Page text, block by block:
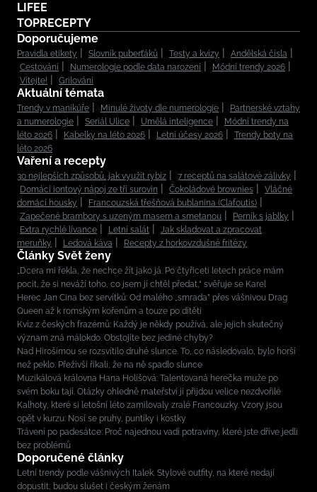
LIFEE
TOPRECEPTY
Doporučujeme
Pravidla etikety Slovník puberťáků Testy a kvízy
Andělská čísla
Cestování
Numerologie podle data narození
Módní trendy 2026
Vítejte!
Grilování
Aktuální témata
Trendy v manikúře Minulé životy dle numerologie
Partnerské vztahy
a numerologie
Seriál Ulice Umělá inteligence
Módní trendy na
léto 2026
Kabelky na léto 2026 Letní účesy 2026
Trendy boty na
léto 2026
Vaření a recepty
30 nejlepších způsobů, jak využít rybíz
7 receptů na salátové zálivky
Domácí iontový nápoj ze tří surovin
Čokoládové brownies
Vláčné
domácí housky
Francouzská třešňová bublanina (Clafoutis)
Zapečené brambory s uzeným masem a smetanou
Perník s jablky
Extra rychlé lívance
Letní salát
Jak skladovat a zpracovat
meruňky
Ledová káva Recepty z horkovzdušné fritézy
Články Svět ženy
„Dcera mi řekla, že nechce žít jako já. Po čtyřiceti letech práce mám
pocit, že si neváží toho, co jsem jí chtěl předat,“ svěřuje se Karel
Herec Jan Cina bez servítků: Od malého „smrada” přes vášnivou Drag
Queen až k romským kořenům a touze po dítěti
Kvíz z českých frazémů: Každý je někdy používá, ale jejich skutečný
význam zná málokdo. Obstojíte bez jediné chyby?
Nad Hirošimou se rozsvítilo druhé slunce. To, co následovalo, bylo horší
než peklo. Přeživší říkali, že na ně spadlo slunce
Muzikálová královna Hana Holišová: Talentovaná herečka muže po
svém boku tají. Otázky ohledně mateřství jí přijdou velice nezdvořilé
Kalhoty, které si letošní léto zamilovaly zralé Francouzky. Vzory jsou
opět v kurzu: Nosí se pruhy, puntíky i kostky
Trávení po padesátce: Proč najednou vadí potraviny, které jste dříve jedli
bez problémů
Doporučené články
Letní trendy podle vášnivých Italek. Stylové outfity, na které nedají
dopustit, budou slušet i českým ženám